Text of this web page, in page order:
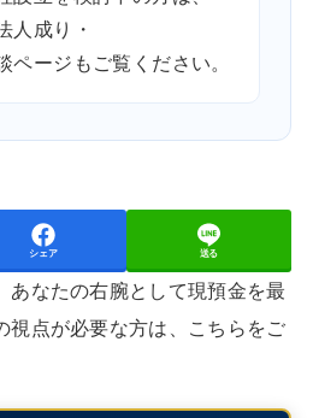
人成り・
ページ もご覧ください。
シェア 送る
あなたの右腕として現預金を最
視点が必要な方は、こちらをご